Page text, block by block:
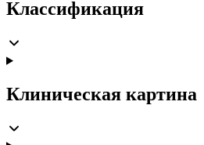
Классификация
Клиническая картина